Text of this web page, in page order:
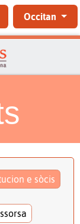
Occitan
e sòcis